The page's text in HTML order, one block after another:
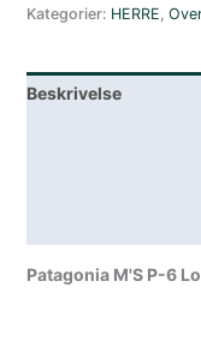
Kategorier: HERRE ,
Beskrivelse
Patagonia M'S P-6